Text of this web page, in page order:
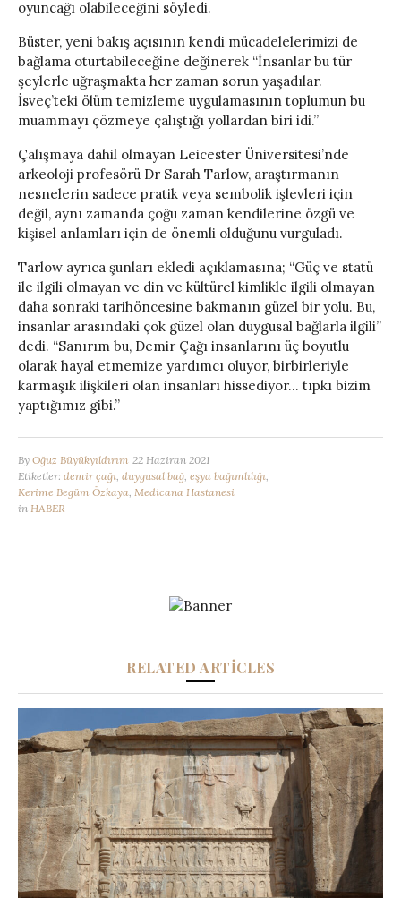
oyuncağı olabileceğini söyledi.
Büster, yeni bakış açısının kendi mücadelelerimizi de
bağlama oturtabileceğine değinerek “İnsanlar bu tür
şeylerle uğraşmakta her zaman sorun yaşadılar.
İsveç’teki ölüm temizleme uygulamasının toplumun bu
muammayı çözmeye çalıştığı yollardan biri idi.”
Çalışmaya dahil olmayan Leicester Üniversitesi’nde
arkeoloji profesörü Dr Sarah Tarlow, araştırmanın
nesnelerin sadece pratik veya sembolik işlevleri için
değil, aynı zamanda çoğu zaman kendilerine özgü ve
kişisel anlamları için de önemli olduğunu vurguladı.
Tarlow ayrıca şunları ekledi açıklamasına; “Güç ve statü
ile ilgili olmayan ve din ve kültürel kimlikle ilgili olmayan
daha sonraki tarihöncesine bakmanın güzel bir yolu. Bu,
insanlar arasındaki çok güzel olan duygusal bağlarla ilgili”
dedi. “Sanırım bu, Demir Çağı insanlarını üç boyutlu
olarak hayal etmemize yardımcı oluyor, birbirleriyle
karmaşık ilişkileri olan insanları hissediyor… tıpkı bizim
yaptığımız gibi.”
By Oğuz Büyükyıldırım 22 Haziran 2021
Etiketler: demir çağı duygusal bağ eşya bağımlılığı
Kerime Begüm Özkaya Medicana Hastanesi
in HABER
RELATED ARTICLES